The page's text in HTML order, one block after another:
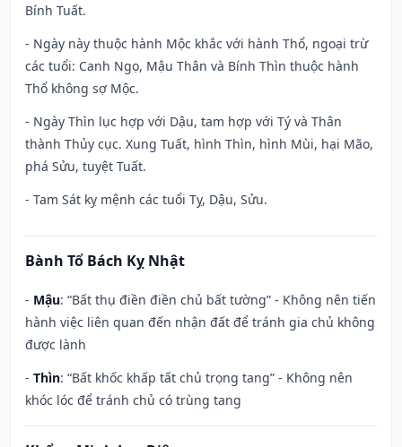
Bính Tuất.
- Ngày này thuộc hành Mộc khắc với hành Thổ, ngoại trừ
các tuổi: Canh Ngọ, Mậu Thân và Bính Thìn thuộc hành
Thổ không sợ Mộc.
- Ngày Thìn lục hợp với Dậu, tam hợp với Tý và Thân
thành Thủy cục. Xung Tuất, hình Thìn, hình Mùi, hại Mão,
phá Sửu, tuyệt Tuất.
- Tam Sát kỵ mệnh các tuổi Tỵ, Dậu, Sửu.
Bành Tổ Bách Kỵ Nhật
- Mậu: “Bất thụ điền điền chủ bất tường” - Không nên tiến
hành việc liên quan đến nhận đất để tránh gia chủ không
được lành
- Thìn: “Bất khốc khấp tất chủ trọng tang” - Không nên
khóc lóc để tránh chủ có trùng tang